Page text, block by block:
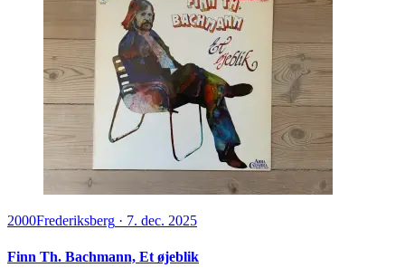
2000Frederiksberg · 7. dec. 2025
Finn Th. Bachmann, Et øjeblik